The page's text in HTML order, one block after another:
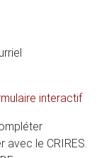
interactif
avec le CRIRES.